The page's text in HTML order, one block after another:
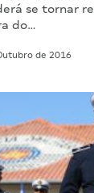
se tornar
do…
de 2016